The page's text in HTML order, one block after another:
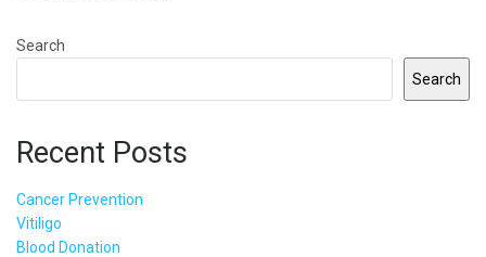
Search
Search
Recent Posts
Cancer Prevention
Vitiligo
Blood Donation